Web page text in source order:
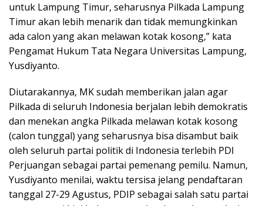
untuk Lampung Timur, seharusnya Pilkada Lampung
Timur akan lebih menarik dan tidak memungkinkan
ada calon yang akan melawan kotak kosong,” kata
Pengamat Hukum Tata Negara Universitas Lampung,
Yusdiyanto.
Diutarakannya, MK sudah memberikan jalan agar
Pilkada di seluruh Indonesia berjalan lebih demokratis
dan menekan angka Pilkada melawan kotak kosong
(calon tunggal) yang seharusnya bisa disambut baik
oleh seluruh partai politik di Indonesia terlebih PDI
Perjuangan sebagai partai pemenang pemilu. Namun,
Yusdiyanto menilai, waktu tersisa jelang pendaftaran
tanggal 27-29 Agustus, PDIP sebagai salah satu partai